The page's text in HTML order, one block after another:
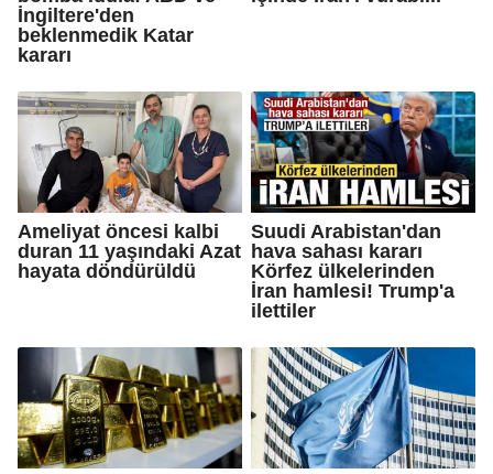
İngiltere'den
beklenmedik Katar
kararı
Ameliyat öncesi kalbi
duran 11 yaşındaki Azat
hayata döndürüldü
Suudi Arabistan'dan
hava sahası kararı
Körfez ülkelerinden
İran hamlesi! Trump'a
ilettiler